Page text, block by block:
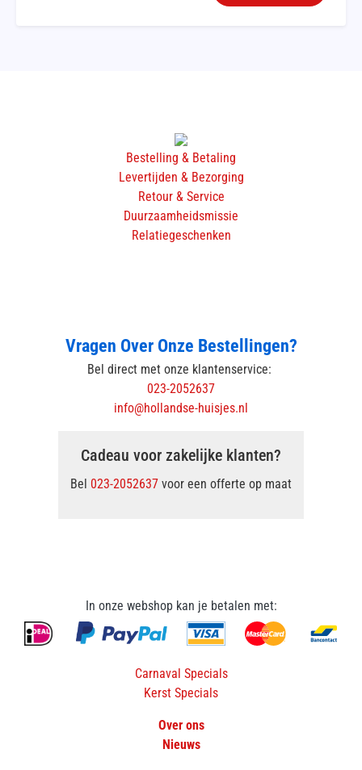
Bestelling & Betaling
Levertijden & Bezorging
Retour & Service
Duurzaamheidsmissie
Relatiegeschenken
Vragen Over Onze Bestellingen?
Bel direct met onze klantenservice:
023-2052637
info@hollandse-huisjes.nl
Cadeau voor zakelijke klanten?
Bel 023-2052637 voor een offerte op maat
In onze webshop kan je betalen met:
Carnaval Specials
Kerst Specials
Over ons
Nieuws